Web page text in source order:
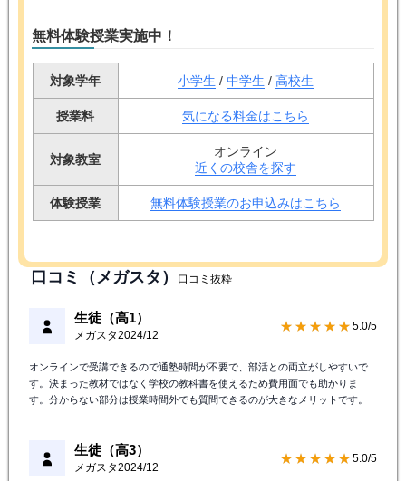
無料体験授業実施中！
対象学年 小学生 / 中学生 / 高校生
授業料 気になる料金はこちら
対象教室
オンライン
近くの校舎を探す
体験授業 無料体験授業のお申込みはこちら
口コミ（メガスタ） 口コミ抜粋
生徒（高1）
メガスタ2024/12
★★★★★ 5.0/5
オンラインで受講できるので通塾時間が不要で、部活との両立がしやすいで
す。決まった教材ではなく学校の教科書を使えるため費用面でも助かりま
す。分からない部分は授業時間外でも質問できるのが大きなメリットです。
生徒（高3）
メガスタ2024/12
★★★★★ 5.0/5